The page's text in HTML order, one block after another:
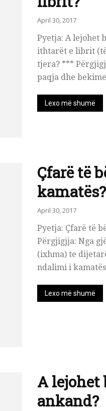
April 30, 2017
Pyetja: A lejohet
ithtarët e librit
tjera? ***
paqja dhe
Lexo më shumë
Çfarë të
kamatës?
April 30, 2017
Pyetja: Çfarë të
Përgjigjja: Nga
(ixhma) te
ndalimi i
Lexo më shumë
A lejohet
ankand?